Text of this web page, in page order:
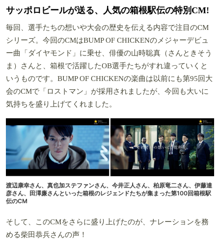
サッポロビールが送る、人気の箱根駅伝の特別CM!
毎回、選手たちの想いや大会の歴史を伝える内容で注目のCM
シリーズ。今回のCMはBUMP OF CHICKENのメジャーデビュ
ー曲「ダイヤモンド」に乗せ、俳優の山時聡真（さんときそう
ま）さんと、箱根で活躍したOB選手たちがすれ違っていくと
いうものです。BUMP OF CHICKENの楽曲は以前にも第95回大
会のCMで「ロストマン」が採用されましたが、今回も大いに
気持ちを盛り上げてくれました。
渡辺康幸さん、真也加ステファンさん、今井正人さん、柏原竜二さん、伊藤達
彦さん、田澤廉さんといった箱根のレジェンドたちが集まった第100回箱根駅
伝のCM
そして、このCMをさらに盛り上げたのが、ナレーションを務
める柴田恭兵さんの声！